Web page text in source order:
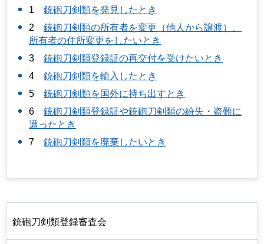
1 銃砲刀剣類を発見したとき
2 銃砲刀剣類の所有者を変更（他人から譲渡）、
所有者の住所変更をしたいとき
3 銃砲刀剣類登録証の再交付を受けたいとき
4 銃砲刀剣類を輸入したとき
5 銃砲刀剣類を国外に持ち出すとき
6 銃砲刀剣類登録証や銃砲刀剣類の紛失・盗難に
遭ったとき
7 銃砲刀剣類を廃棄したいとき
銃砲刀剣類登録審査会